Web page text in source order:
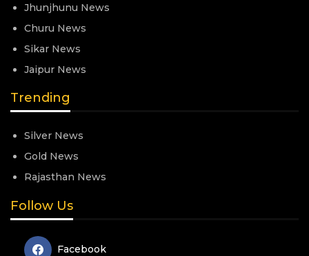
Jhunjhunu News
Churu News
Sikar News
Jaipur News
Trending
Silver News
Gold News
Rajasthan News
Follow Us
Facebook